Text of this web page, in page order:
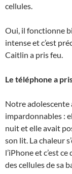
cellules.
Oui, il fonctionne
intense et c’est
Caitlin a pris feu.
Le téléphone a
Notre adolescente
impardonnables :
nuit et elle avait
son lit. La chaleur
l’iPhone et c’est
des cellules de sa